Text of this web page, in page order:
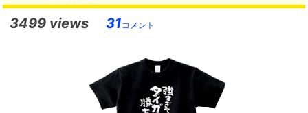
3499 views 31 コメント